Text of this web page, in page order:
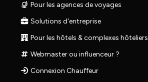
Pour les agences de voyages
Solutions d'entreprise
Pour les hôtels & complexes hôteliers
Webmaster ou influenceur ?
Connexion Chauffeur